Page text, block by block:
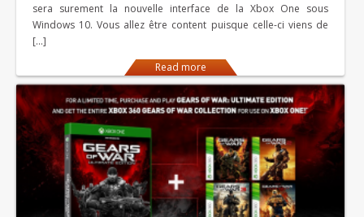
sera surement la nouvelle interface de la Xbox One sous
Windows 10. Vous allez être content puisque celle-ci viens de
[…]
Read more